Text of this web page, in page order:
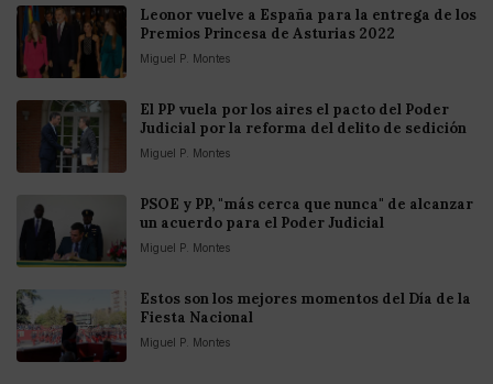
Leonor vuelve a España para la entrega de los
Premios Princesa de Asturias 2022
Miguel P. Montes
El PP vuela por los aires el pacto del Poder
Judicial por la reforma del delito de sedición
Miguel P. Montes
PSOE y PP, "más cerca que nunca" de alcanzar
un acuerdo para el Poder Judicial
Miguel P. Montes
Estos son los mejores momentos del Día de la
Fiesta Nacional
Miguel P. Montes